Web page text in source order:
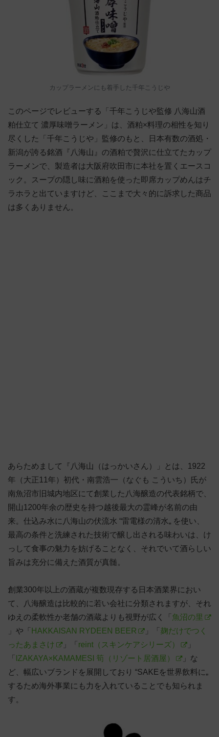
カップラーメンにも着手した千年こうじや
このページでレビューする「千年こうじや監修 八海山酒
粕仕立て 濃厚味噌ラーメン」は、酒粕×料理の相性を知り
尽くした「千年こうじや」監修のもと、日本有数の酒処・
新潟が誇る銘酒『八海山』の酒粕で贅沢に仕立てたカップ
ラーメンで、製造者は大阪府吹田市に本社を置くエースコ
ック。スープの隠し味に酒粕を使った即席カップめんはチ
ラホラと出ていますけど、ここまで大々的に訴求した商品
は多くありません。
あらためまして『八海山（はっかいさん）」とは、1922
年（大正11年）初代・南雲浩一（なぐも こういち）氏が
南魚沼市旧城内地区にて創業した八海醸造の代表銘柄で、
開山1200年余の歴史を持つ越後最大の霊峰が名前の由
来。仕込み水に八海山の伏流水 “雷電様の清水„ を使い、
最高の条件と洗練された技術で醸し出される味わいは、け
っして食事の魅力を妨げることなく、それでいて酒らしい
旨みは充分に備えた酒質が真髄。
創業300年以上の酒蔵が複数現存する日本酒業界におい
て、八海醸造は比較的に若い会社に分類されますが、それ
ゆえの柔軟性か老舗の酒蔵よりも視野が広く「 魚沼の里
」や「 HAKKAISAN RYDEEN BEER 」「 麹だけでつく
ったあまさけ
」「 reint（スキンケアシリーズ）
」
「 IZAKAYA×KAMAMESI 筍（リゾート居酒屋）
」な
ど、幅広いブランドを展開しており “SAKEを世界飲料に„
するため海外事業にも力を入れていることでも知られま
す。